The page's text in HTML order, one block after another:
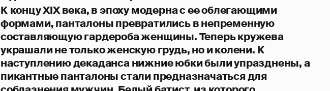
К концу XIX века, в эпоху модерна с ее облегающими
формами, панталоны превратились в непременную
составляющую гардероба женщины. Теперь кружева
украшали не только женскую грудь, но и колени. К
наступлению декаданса нижние юбки были упразднены, а
пикантные панталоны стали предназначаться для